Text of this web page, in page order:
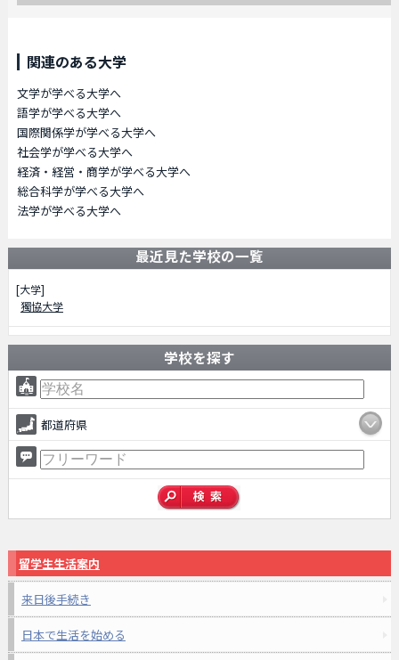
関連のある大学
文学が学べる大学へ
語学が学べる大学へ
国際関係学が学べる大学へ
社会学が学べる大学へ
経済・経営・商学が学べる大学へ
総合科学が学べる大学へ
法学が学べる大学へ
最近見た学校の一覧
[大学]
獨協大学
学校を探す
都道府県
留学生生活案内
来日後手続き
日本で生活を始める